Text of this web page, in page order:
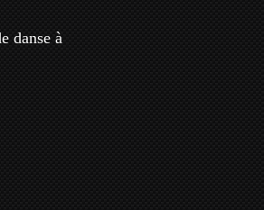
danse à